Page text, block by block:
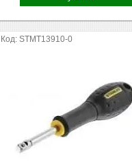
STMT13910-0